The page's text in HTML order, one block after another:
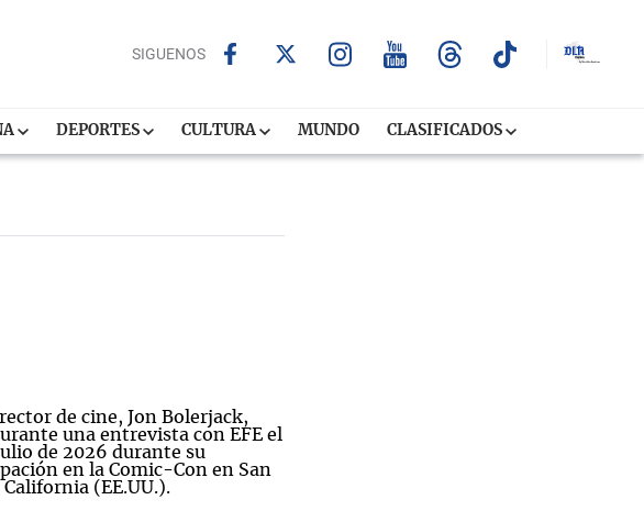
SIGUENOS
DEPORTES CULTURA MUNDO CLASIFICADOS